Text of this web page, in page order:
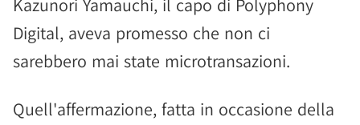
Kazunori Yamauchi, il capo di Polyphony
Digital, aveva promesso che non ci
sarebbero mai state microtransazioni.
Quell'affermazione, fatta in occasione della